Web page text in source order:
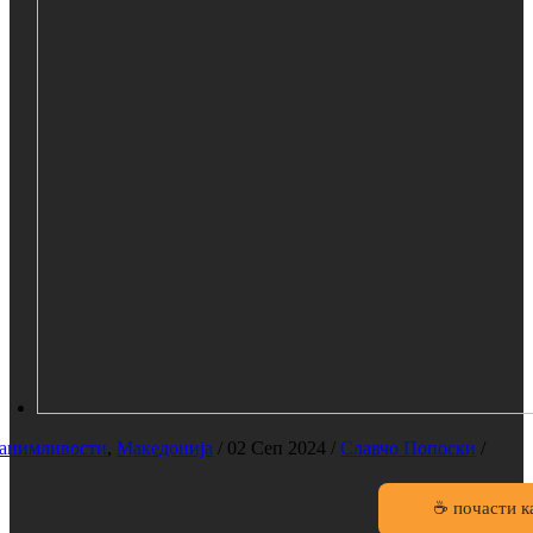
,Македонија / 02 Сеп 2024 /Славчо Попоски /
☕ почасти